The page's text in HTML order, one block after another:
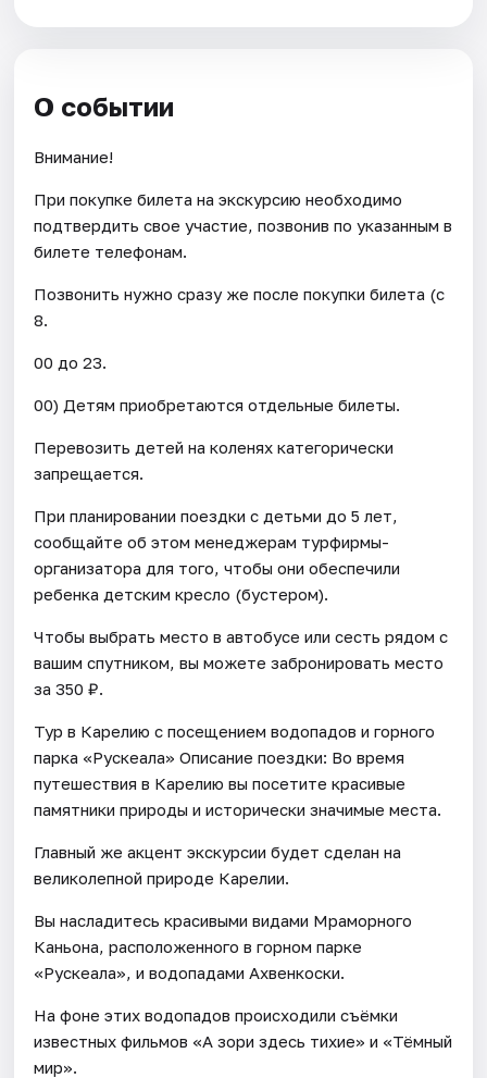
О событии
Внимание!
При покупке билета на экскурсию необходимо
подтвердить свое участие, позвонив по указанным в
билете телефонам.
Позвонить нужно сразу же после покупки билета (с
8.
00 до 23.
00) Детям приобретаются отдельные билеты.
Перевозить детей на коленях категорически
запрещается.
При планировании поездки с детьми до 5 лет,
сообщайте об этом менеджерам турфирмы-
организатора для того, чтобы они обеспечили
ребенка детским кресло (бустером).
Чтобы выбрать место в автобусе или сесть рядом с
вашим спутником, вы можете забронировать место
за 350 ₽.
Тур в Карелию с посещением водопадов и горного
парка «Рускеала» Описание поездки: Во время
путешествия в Карелию вы посетите красивые
памятники природы и исторически значимые места.
Главный же акцент экскурсии будет сделан на
великолепной природе Карелии.
Вы насладитесь красивыми видами Мраморного
Каньона, расположенного в горном парке
«Рускеала», и водопадами Ахвенкоски.
На фоне этих водопадов происходили съёмки
известных фильмов «А зори здесь тихие» и «Тёмный
мир».